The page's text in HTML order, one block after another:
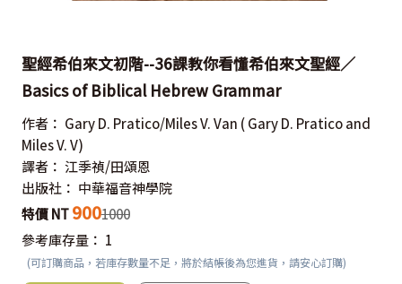
聖經希伯來文初階--36課教你看懂希伯來文聖經／
Basics of Biblical Hebrew Grammar
作者： Gary D. Pratico/Miles V. Van ( Gary D. Pratico and
Miles V. V)
譯者： 江季禎/田頌恩
出版社： 中華福音神學院
特價 NT 9001000
參考庫存量： 1
(可訂購商品，若庫存數量不足，將於結帳後為您進貨，請安心訂購)